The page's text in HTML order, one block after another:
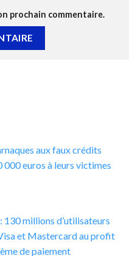
prochain commentaire.
aux faux crédits
000 euros à leurs victimes
130 millions d’utilisateurs
et Mastercard au profit
de paiement